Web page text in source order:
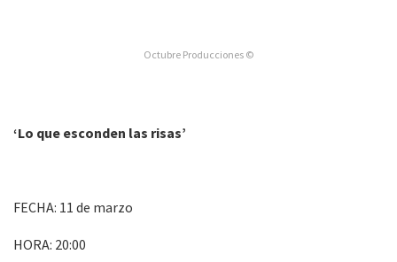
Octubre Producciones ©
‘Lo que esconden las risas’
FECHA: 11 de marzo
HORA: 20:00